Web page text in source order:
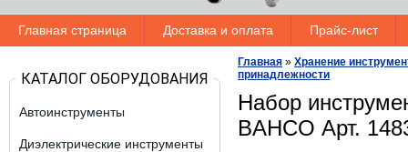
Главная страница Доставка и оплата Прайс-лист
КАТАЛОГ ОБОРУДОВАНИЯ
Автоинструменты
Диэлектрические инструменты
Главная » Хранение
принадлежности
Набор
BAHCO Арт.